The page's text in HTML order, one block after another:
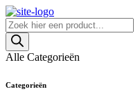
Skip
to
content
Producten
zoeken
Alle Categorieën
Categorieën